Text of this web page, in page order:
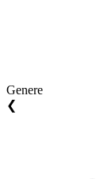
Genere
❮